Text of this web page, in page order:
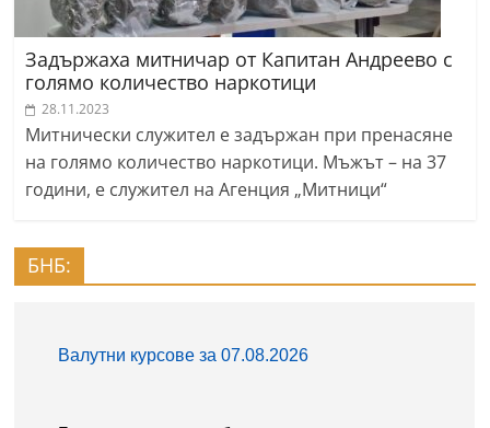
Задържаха митничар от Капитан Андреево с
голямо количество наркотици
28.11.2023
Митнически служител е задържан при пренасяне
на голямо количество наркотици. Мъжът – на 37
години, е служител на Агенция „Митници“
БНБ: